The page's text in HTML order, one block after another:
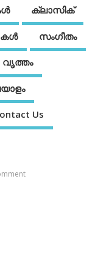
ക്ലാസിക്
സംഗീതം
വൃത്തം
Us